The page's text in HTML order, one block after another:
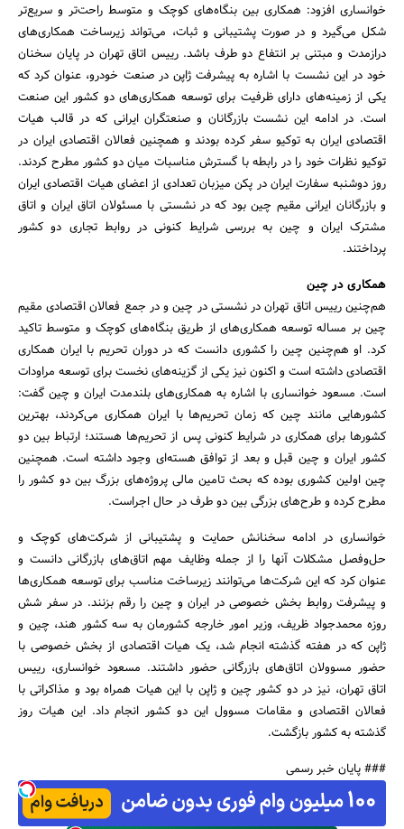
خوانساری افزود: همکاری بین بنگاه‌های کوچک و متوسط راحت‌تر و سریع‌تر
شکل می‌گیرد و در صورت پشتیبانی و ثبات، می‌تواند زیرساخت همکاری‌های
درازمدت و مبتنی بر انتفاع دو طرف باشد. رییس اتاق تهران در پایان سخنان
خود در این نشست با اشاره به پیشرفت ژاپن در صنعت خودرو، عنوان کرد که
یکی از زمینه‌های دارای ظرفیت برای توسعه همکاری‌های دو کشور این صنعت
است. در ادامه این نشست بازرگانان و صنعتگران ایرانی که در قالب هیات
اقتصادی ایران به توکیو سفر کرده بودند و همچنین فعالان اقتصادی ایران در
توکیو نظرات خود را در رابطه با گسترش مناسبات میان دو کشور مطرح کردند.
روز دوشنبه سفارت ایران در پکن میزبان تعدادی از اعضای هیات اقتصادی ایران
و بازرگانان ایرانی مقیم چین بود که در نشستی با مسئولان اتاق ایران و اتاق
مشترک ایران و چین به بررسی شرایط کنونی در روابط تجاری دو کشور
پرداختند.
همکاری در چین
هم‌چنین رییس اتاق تهران در نشستی در چین و در جمع فعالان اقتصادی مقیم
چین بر مساله توسعه همکاری‌های از طریق بنگاه‌های کوچک و متوسط تاکید
کرد. او هم‌چنین چین را کشوری دانست که در دوران تحریم با ایران همکاری
اقتصادی داشته است و اکنون نیز یکی از گزینه‌های نخست برای توسعه مراودات
است. مسعود خوانساری با اشاره به همکاری‌های بلندمدت ایران و چین گفت:
کشورهایی مانند چین که زمان تحریم‌ها با ایران همکاری می‌کردند، بهترین
کشورها برای همکاری در شرایط کنونی پس از تحریم‌ها هستند؛ ارتباط بین دو
کشور ایران و چین قبل و بعد از توافق هسته‌ای وجود داشته است. همچنین
چین اولین کشوری بوده که بحث‌ تامین مالی پروژه‌های بزرگ بین دو کشور را
مطرح کرده و طرح‌های بزرگی بین دو طرف در حال اجراست.
خوانساری در ادامه سخنانش حمایت و پشتیبانی از شرکت‌های کوچک و
حل‌وفصل مشکلات آنها را از جمله وظایف مهم اتاق‌های بازرگانی دانست و
عنوان کرد که این شرکت‌ها می‌توانند زیرساخت مناسب برای توسعه همکاری‌ها
و پیشرفت روابط بخش خصوصی در ایران و چین را رقم بزنند. در سفر شش
روزه محمدجواد ظریف، وزیر امور خارجه کشورمان به سه کشور هند، چین و
ژاپن که در هفته گذشته انجام شد، یک هیات اقتصادی از بخش خصوصی با
حضور مسوولان اتاق‌های بازرگانی حضور داشتند. مسعود خوانساری، رییس
اتاق تهران، نیز در دو کشور چین و ژاپن با این هیات همراه بود و مذاکراتی با
فعالان اقتصادی و مقامات مسوول این دو کشور انجام داد. این هیات روز
گذشته به کشور بازگشت.
### پایان خبر رسمی